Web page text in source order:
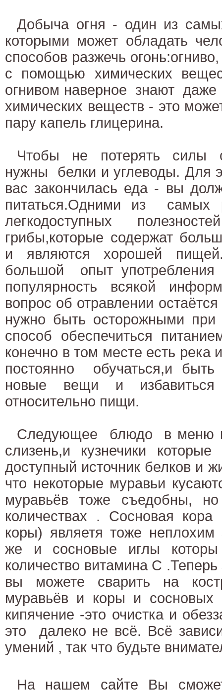
Добыча огня - один из
которыми может обладать
способов разжечь
с помощью химических
огнивом наверное знают даже
химических веществ - это
пару капель глицерина.
Чтобы не потерять силы
нужны белки и углеводы. Для
вас закончилась еда - вы
питаться.Одними из самых
легкодоступных
грибы,которые содержат
и являются хорошей
большой опыт употребления
популярность всякой
вопрос об отравлении
нужно быть осторожными
способ обеспечиться
конечно в том месте есть река
постоянно обучаться,и быть
новые вещи и избавиться
относительно пищи.
Следующее блюдо в меню
слизень,и кузнечики
доступный источник белков и
что некоторые муравьи
муравьёв тоже съедобны,
количествах .
Сосновая кора
коры) являетя тоже неплохим
же и сосновые иглы которы
количество витамина С
вы можете сварить на
муравьёв и коры и
кипячение -это очистка и
это
далеко не всё. Всё
умений , так что будьте
На нашем сайте Вы